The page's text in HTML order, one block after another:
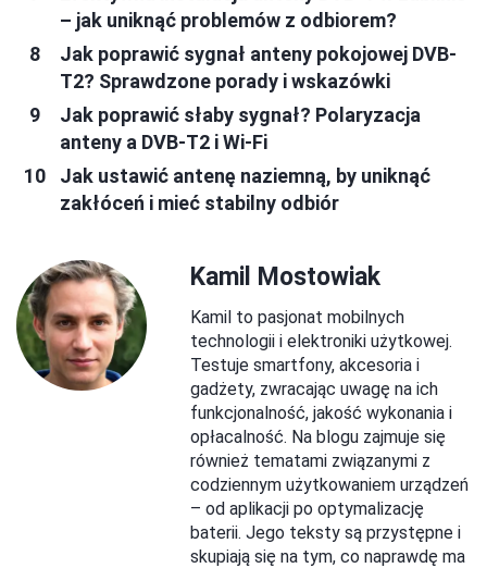
– jak uniknąć problemów z odbiorem?
Jak poprawić sygnał anteny pokojowej DVB-
T2? Sprawdzone porady i wskazówki
Jak poprawić słaby sygnał? Polaryzacja
anteny a DVB-T2 i Wi-Fi
Jak ustawić antenę naziemną, by uniknąć
zakłóceń i mieć stabilny odbiór
Kamil Mostowiak
Kamil to pasjonat mobilnych
technologii i elektroniki użytkowej.
Testuje smartfony, akcesoria i
gadżety, zwracając uwagę na ich
funkcjonalność, jakość wykonania i
opłacalność. Na blogu zajmuje się
również tematami związanymi z
codziennym użytkowaniem urządzeń
– od aplikacji po optymalizację
baterii. Jego teksty są przystępne i
skupiają się na tym, co naprawdę ma